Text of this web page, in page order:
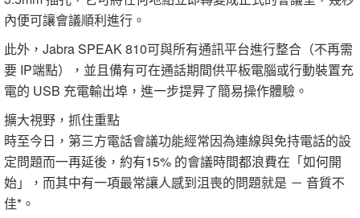
內便可讓會議順利進行。
此外，Jabra SPEAK 810可與所有通訊平台進行整合（不再需
要 IP端點），並且備有可在通話期間供平板電腦或行動裝置充
電的 USB 充電輸出埠，進一步提昇了簡易操作體驗。
擴大視野，抓住重點
時至今日，第三方電話會議功能經常因為連線與免持電話的設
定問題而一再延後，約有15% 的會議時間都浪費在「如何開
始」，而其中有一項最常讓人感到沮喪的問題就是 － 音質不
佳*。